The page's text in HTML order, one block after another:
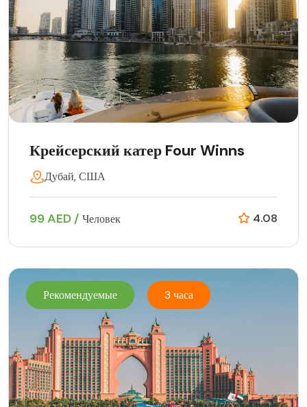
Крейсерский катер Four Winns
Дубай, США
99 AED / Человек 4.08
Рекомендуемые 3 часа